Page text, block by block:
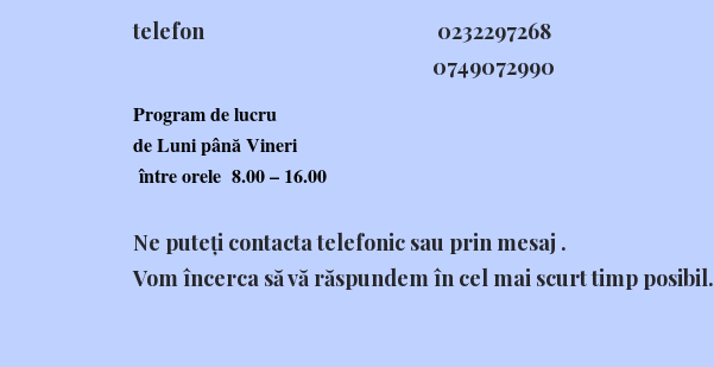
telefon 0232297268
0749072990
Program de lucru
de Luni până Vineri
între orele 8.00 – 16.00
Ne puteți contacta telefonic sau prin mesaj .
Vom încerca să vă răspundem în cel mai scurt timp posibil.